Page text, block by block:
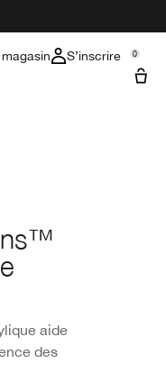
S’inscrire 0
aide
des